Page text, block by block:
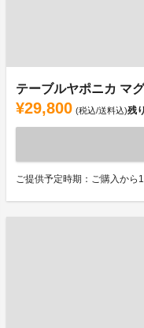
テーブルヤポニカ マ
¥29,800 (税込/送料込)残り
ご提供予定時期：ご購入から